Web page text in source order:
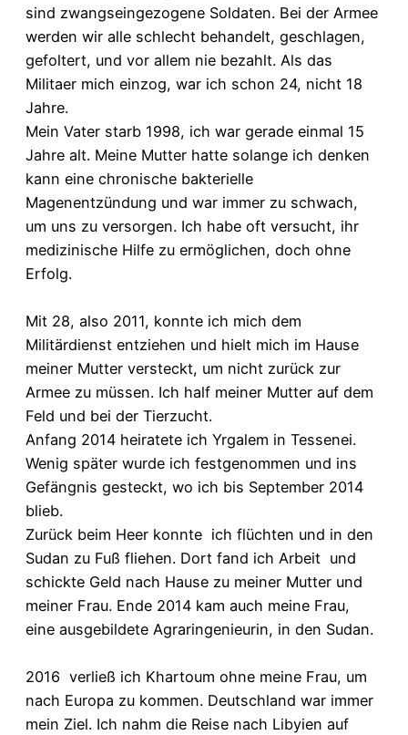
sind zwangseingezogene Soldaten. Bei der Armee
werden wir alle schlecht behandelt, geschlagen,
gefoltert, und vor allem nie bezahlt. Als das
Militaer mich einzog, war ich schon 24, nicht 18
Jahre.
Mein Vater starb 1998, ich war gerade einmal 15
Jahre alt. Meine Mutter hatte solange ich denken
kann eine chronische bakterielle
Magenentzündung und war immer zu schwach,
um uns zu versorgen. Ich habe oft versucht, ihr
medizinische Hilfe zu ermöglichen, doch ohne
Erfolg.
Mit 28, also 2011, konnte ich mich dem
Militärdienst entziehen und hielt mich im Hause
meiner Mutter versteckt, um nicht zurück zur
Armee zu müssen. Ich half meiner Mutter auf dem
Feld und bei der Tierzucht.
Anfang 2014 heiratete ich Yrgalem in Tessenei.
Wenig später wurde ich festgenommen und ins
Gefängnis gesteckt, wo ich bis September 2014
blieb.
Zurück beim Heer konnte ich flüchten und in den
Sudan zu Fuß fliehen. Dort fand ich Arbeit und
schickte Geld nach Hause zu meiner Mutter und
meiner Frau. Ende 2014 kam auch meine Frau,
eine ausgebildete Agraringenieurin, in den Sudan.
2016 verließ ich Khartoum ohne meine Frau, um
nach Europa zu kommen. Deutschland war immer
mein Ziel. Ich nahm die Reise nach Libyien auf